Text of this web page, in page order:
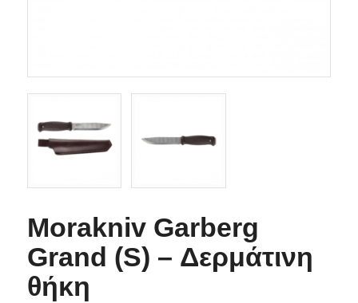
Morakniv Garberg
Grand (S) – Δερμάτινη
θήκη